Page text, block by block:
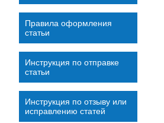
Правила оформления
статьи
Инструкция по отправке
статьи
Инструкция по отзыву или
исправлению статей